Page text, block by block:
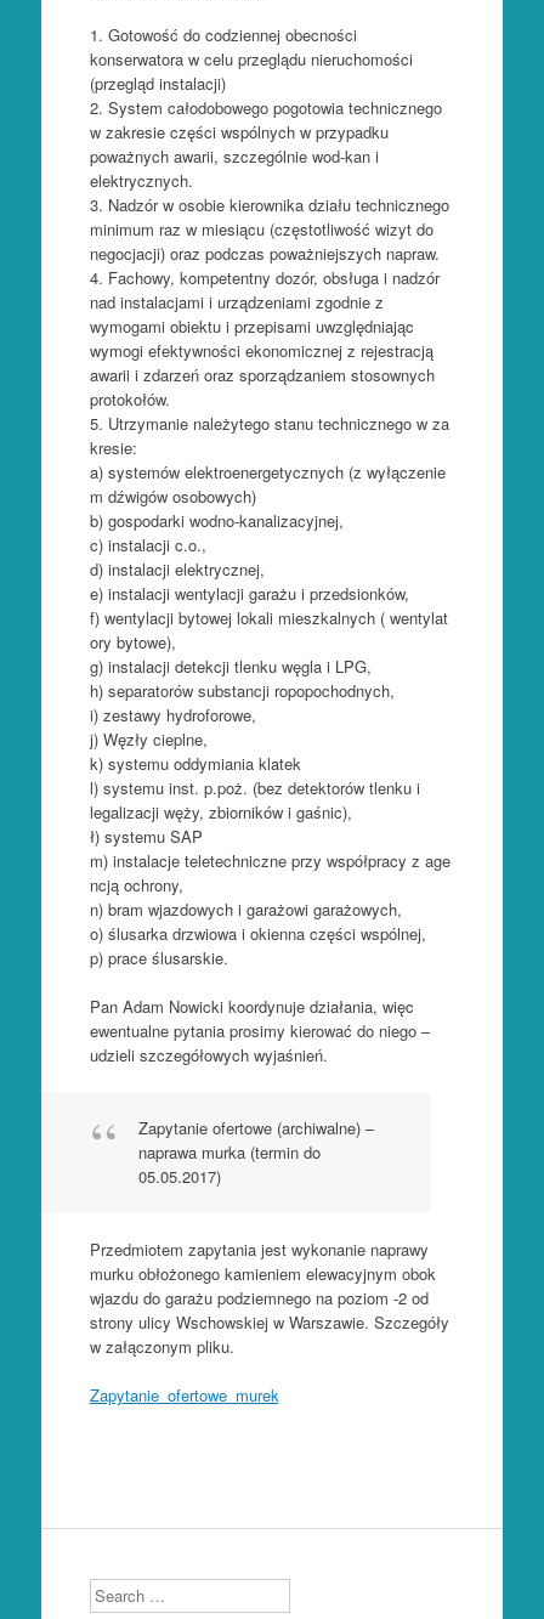
1. Gotowość do codziennej obecności
konserwatora w celu przeglądu nieruchomości
(przegląd instalacji)
2. System całodobowego pogotowia technicznego
w zakresie części wspólnych w przypadku
poważnych awarii, szczególnie wod-kan i
elektrycznych.
3. Nadzór w osobie kierownika działu technicznego
minimum raz w miesiącu (częstotliwość wizyt do
negocjacji) oraz podczas poważniejszych napraw.
4. Fachowy, kompetentny dozór, obsługa i nadzór
nad instalacjami i urządzeniami zgodnie z
wymogami obiektu i przepisami uwzględniając
wymogi efektywności ekonomicznej z rejestracją
awarii i zdarzeń oraz sporządzaniem stosownych
protokołów.
5. Utrzymanie należytego stanu technicznego w za
kresie:
a) systemów elektroenergetycznych (z wyłączenie
m dźwigów osobowych)
b) gospodarki wodno-kanalizacyjnej,
c) instalacji c.o.,
d) instalacji elektrycznej,
e) instalacji wentylacji garażu i przedsionków,
f) wentylacji bytowej lokali mieszkalnych ( wentylat
ory bytowe),
g) instalacji detekcji tlenku węgla i LPG,
h) separatorów substancji ropopochodnych,
i) zestawy hydroforowe,
j) Węzły cieplne,
k) systemu oddymiania klatek
l) systemu inst. p.poż. (bez detektorów tlenku i
legalizacji węży, zbiorników i gaśnic),
ł) systemu SAP
m) instalacje teletechniczne przy współpracy z age
ncją ochrony,
n) bram wjazdowych i garażowi garażowych,
o) ślusarka drzwiowa i okienna części wspólnej,
p) prace ślusarskie.
Pan Adam Nowicki koordynuje działania, więc
ewentualne pytania prosimy kierować do niego –
udzieli szczegółowych wyjaśnień.
Zapytanie ofertowe (archiwalne) –
naprawa murka (termin do
05.05.2017)
Przedmiotem zapytania jest wykonanie naprawy
murku obłożonego kamieniem elewacyjnym obok
wjazdu do garażu podziemnego na poziom -2 od
strony ulicy Wschowskiej w Warszawie. Szczegóły
w załączonym pliku.
Zapytanie_ofertowe_murek
Search